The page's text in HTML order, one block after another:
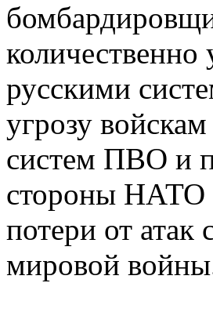
русскими
угрозу
систем ПВО и
стороны НАТО
потери от
мировой